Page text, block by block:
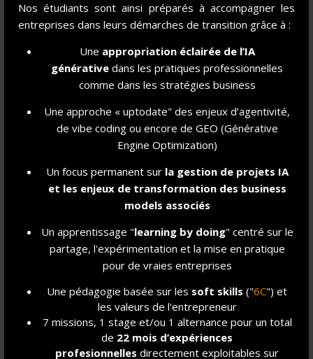
Nos étudiants sont ainsi préparés à accompagner les
entreprises dans leurs démarches de transition grâce à :
Une appropriation éclairée de l’IA
générative dans les pratiques professionnelles
comme dans les stratégies business
Une approche « uptodate" des enjeux d’agentivité,
de vibe coding ou encore de GEO (Générative
Engine Optimization)
Un focus permanent sur la gestion de projets IA
et les enjeux de transformation des business
models associés
Un apprentissage "learning by doing" centré sur le
partage, l'expérimentation et la mise en pratique
pour de vraies entreprises
Une pédagogie basée sur les soft skills ("6C") et
les valeurs de l'entrepreneur
7 missions, 1 stage et/ou 1 alternance pour un total
de 22 mois d’expériences
profesionnelles directement exploitables sur
Numéro d'organisme de formation : 84-69-164-27-69
enregistré à la préfecture du Rhône
*en partenariat avec L'ITECH - Certification professionnelle « Manager de projet
d'innovation », niveau 7 (EU) enregistré au RNCP sous le numéro 38819- code NSF
200n par décision de France Compétences en date du 27 mars 2024.
👉 IRIIG vous explique quelle est la différence entre un